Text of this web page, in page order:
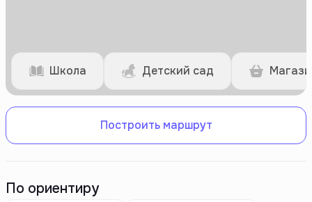
Школа Детский сад
Построить маршрут
По ориентиру